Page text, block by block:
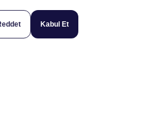
Eski Londra Asfaltı Cd. Yıldız Teknopark
B2 / Blok Kat:-1 No:114 ESENLER /
İSTANBUL
Kabul Et